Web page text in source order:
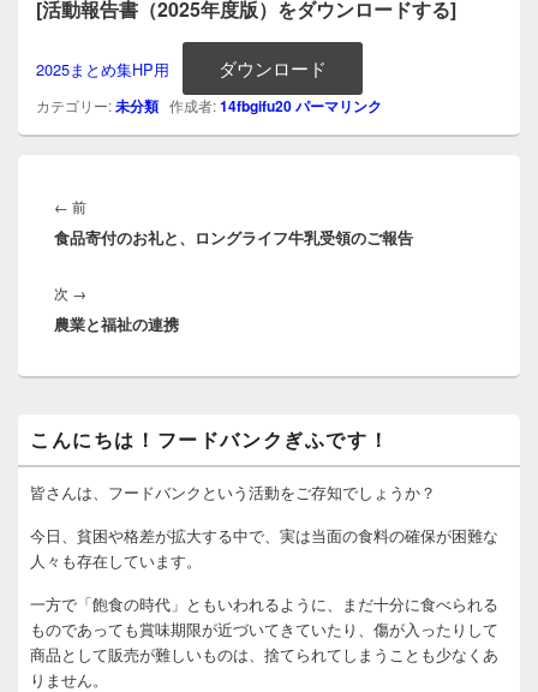
[活動報告書（2025年度版）をダウンロードする]
2025まとめ集HP用 ダウンロード
カテゴリー:未分類 作成者:14fbgifu20パーマリンク
稿
ナ
ゲ
ー
シ
← 前前
の
食品寄付のお礼と、ロングライフ牛乳受領のご報告
次 →
の
稿:
農業と福祉の連携
ン
サ
ド
ー
ェ
こんにちは！フードバンクぎふです！
皆さんは、フードバンクという活動をご存知でしょうか？
今日、貧困や格差が拡大する中で、実は当面の食料の確保が困難な
人々も存在しています。
一方で「飽食の時代」ともいわれるように、まだ十分に食べられる
ものであっても賞味期限が近づいてきていたり、傷が入ったりして
商品として販売が難しいものは、捨てられてしまうことも少なくあ
りません。